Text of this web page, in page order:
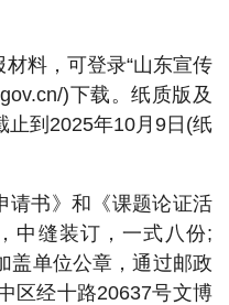
料，可登录“山东宣传
)下载。纸质版及
止到2025年10月9日(纸
请书》和《课题论证活
中缝装订，一式八份;
盖单位公章，通过邮政
区经十路20637号文博